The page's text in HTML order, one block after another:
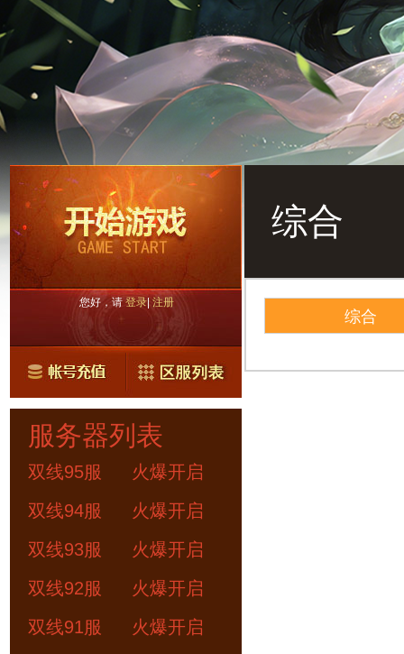
您好，请登录|注册
服务器列表
双线95服
火爆开启
双线94服
火爆开启
双线93服
火爆开启
双线92服
火爆开启
双线91服
火爆开启
综合
综合